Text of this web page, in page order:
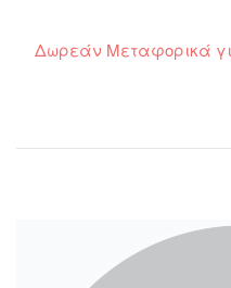
Δωρεάν Μεταφορικά